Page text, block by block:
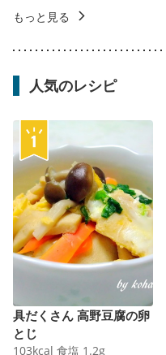
もっと見る
人気のレシピ
具だくさん 高野豆腐の卵
とじ
103kcal 食塩 1.2g